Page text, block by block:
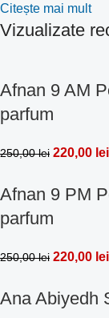
Citește mai mult
Vizualizate
Afnan 9 AM
parfum
250,00lei 220,00 lei
Afnan 9 PM
parfum
250,00lei 220,00 lei
Ana Abiyedh